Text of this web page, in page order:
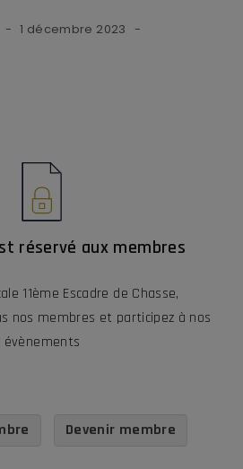
1 décembre 2023
réservé aux membres
11ème Escadre de Chasse,
nos membres et participez à nos
évènements
Devenir membre